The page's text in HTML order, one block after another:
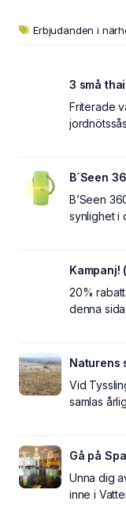
Erbjudanden i
3 små
Friterade
jordnötssås
B´Seen
B’Seen
synlighet i
Kampanj!
20%
denna sida
Naturens
Vid
samlas
Gå på
Unna dig
inne i